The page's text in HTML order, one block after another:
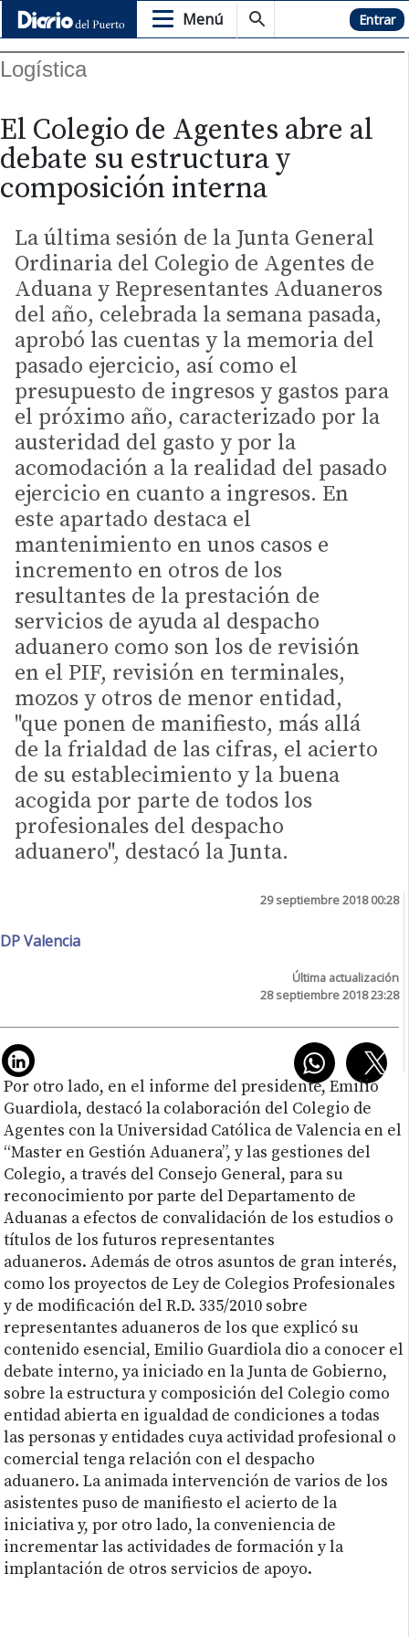
Menú Hemeroteca Entrar
Logística
El Colegio de Agentes abre al
debate su estructura y
composición interna
La última sesión de la Junta General
Ordinaria del Colegio de Agentes de
Aduana y Representantes Aduaneros
del año, celebrada la semana pasada,
aprobó las cuentas y la memoria del
pasado ejercicio, así como el
presupuesto de ingresos y gastos para
el próximo año, caracterizado por la
austeridad del gasto y por la
acomodación a la realidad del pasado
ejercicio en cuanto a ingresos. En
este apartado destaca el
mantenimiento en unos casos e
incremento en otros de los
resultantes de la prestación de
servicios de ayuda al despacho
aduanero como son los de revisión
en el PIF, revisión en terminales,
mozos y otros de menor entidad,
"que ponen de manifiesto, más allá
de la frialdad de las cifras, el acierto
de su establecimiento y la buena
acogida por parte de todos los
profesionales del despacho
aduanero", destacó la Junta.
29 septiembre 2018 00:28
DP Valencia
Última actualización
28 septiembre 2018 23:28
Por otro lado, en el informe del presidente, Emilio
Guardiola, destacó la colaboración del Colegio de
Agentes con la Universidad Católica de Valencia en el
“Master en Gestión Aduanera”, y las gestiones del
Colegio, a través del Consejo General, para su
reconocimiento por parte del Departamento de
Aduanas a efectos de convalidación de los estudios o
títulos de los futuros representantes
aduaneros. Además de otros asuntos de gran interés,
como los proyectos de Ley de Colegios Profesionales
y de modificación del R.D. 335/2010 sobre
representantes aduaneros de los que explicó su
contenido esencial, Emilio Guardiola dio a conocer el
debate interno, ya iniciado en la Junta de Gobierno,
sobre la estructura y composición del Colegio como
entidad abierta en igualdad de condiciones a todas
las personas y entidades cuya actividad profesional o
comercial tenga relación con el despacho
aduanero. La animada intervención de varios de los
asistentes puso de manifiesto el acierto de la
iniciativa y, por otro lado, la conveniencia de
incrementar las actividades de formación y la
implantación de otros servicios de apoyo.